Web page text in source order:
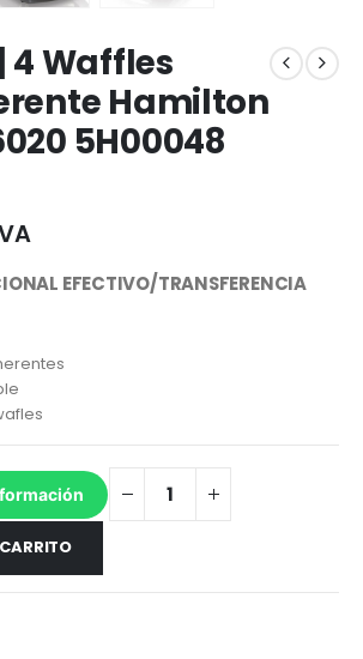
4 Waffles
Hamilton
5H00048
EFECTIVO/TRANSFERENCIA